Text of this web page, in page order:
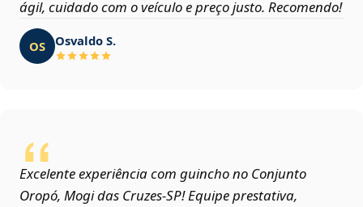
ágil, cuidado com o veículo e preço justo. Recomendo!
OS Osvaldo S.
Excelente experiência com guincho no Conjunto
Oropó, Mogi das Cruzes‑SP! Equipe prestativa,